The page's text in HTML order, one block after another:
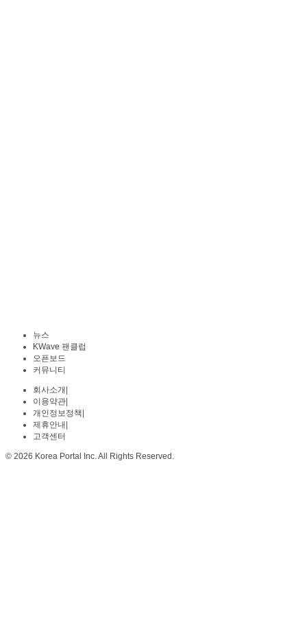
뉴스
KWave 팬클럽
오픈보드
커뮤니티
회사소개
이용약관
개인정보정책
제휴안내
고객센터
© 2026 Korea Portal Inc. All Rights Reserved.